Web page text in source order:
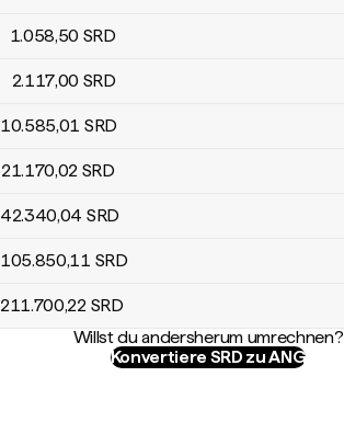
1.058,50 SRD
2.117,00 SRD
10.585,01 SRD
21.170,02 SRD
42.340,04 SRD
105.850,11 SRD
211.700,22 SRD
Willst du andersherum umrechnen?
Konvertiere SRD zu ANG